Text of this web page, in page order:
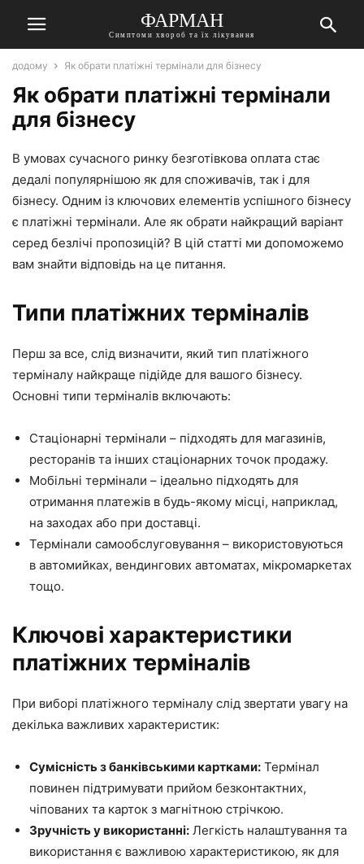
ФАРМАН
Симптоми хвороб та їх лікування
додому Як обрати платіжні термінали для бізнесу
Як обрати платіжні термінали
для бізнесу
В умовах сучасного ринку безготівкова оплата стає
дедалі популярнішою як для споживачів, так і для
бізнесу. Одним із ключових елементів успішного бізнесу
є платіжні термінали. Але як обрати найкращий варіант
серед безлічі пропозицій? В цій статті ми допоможемо
вам знайти відповідь на це питання.
Типи платіжних терміналів
Перш за все, слід визначити, який тип платіжного
терміналу найкраще підійде для вашого бізнесу.
Основні типи терміналів включають:
Стаціонарні термінали – підходять для магазинів,
ресторанів та інших стаціонарних точок продажу.
Мобільні термінали – ідеально підходять для
отримання платежів в будь-якому місці, наприклад,
на заходах або при доставці.
Термінали самообслуговування – використовуються
в автомийках, вендингових автоматах, мікромаркетах
тощо.
Ключові характеристики
платіжних терміналів
При виборі платіжного терміналу слід звертати увагу на
декілька важливих характеристик:
Сумісність з банківськими картками: Термінал
повинен підтримувати прийом безконтактних,
чіпованих та карток з магнітною стрічкою.
Зручність у використанні: Легкість налаштування та
використання є важливою характеристикою, як для